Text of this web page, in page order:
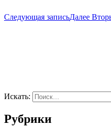
Следующая записьДалее
Искать:
Рубрики